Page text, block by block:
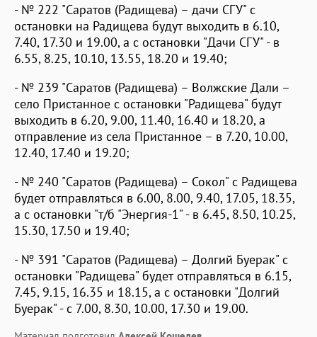
- № 222 "Саратов (Радищева) – дачи СГУ" с
остановки на Радищева будут выходить в 6.10,
7.40, 17.30 и 19.00, а с остановки "Дачи СГУ" - в
6.55, 8.25, 10.10, 13.55, 18.20 и 19.40;
- № 239 "Саратов (Радищева) – Волжские Дали –
село Пристанное с остановки "Радищева" будут
выходить в 6.20, 9.00, 11.40, 16.40 и 18.20, а
отправление из села Пристанное – в 7.20, 10.00,
12.40, 17.40 и 19.20;
- № 240 "Саратов (Радищева) – Сокол" с Радищева
будет отправляться в 6.00, 8.00, 9.40, 17.05, 18.35,
а с остановки "т/б "Энергия-1" - в 6.45, 8.50, 10.25,
15.30, 17.50 и 19.40;
- № 391 "Саратов (Радищева) – Долгий Буерак" с
остановки "Радищева" будет отправляться в 6.15,
7.45, 9.15, 16.35 и 18.15, а с остановки "Долгий
Буерак" - с 7.00, 8.30, 10.00, 17.30 и 19.00.